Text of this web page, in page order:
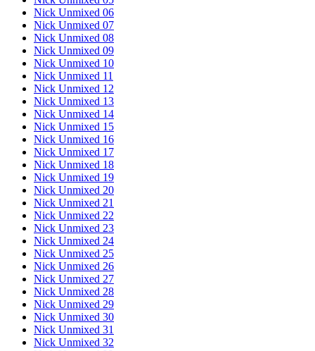
Nick Unmixed 06
Nick Unmixed 07
Nick Unmixed 08
Nick Unmixed 09
Nick Unmixed 10
Nick Unmixed 11
Nick Unmixed 12
Nick Unmixed 13
Nick Unmixed 14
Nick Unmixed 15
Nick Unmixed 16
Nick Unmixed 17
Nick Unmixed 18
Nick Unmixed 19
Nick Unmixed 20
Nick Unmixed 21
Nick Unmixed 22
Nick Unmixed 23
Nick Unmixed 24
Nick Unmixed 25
Nick Unmixed 26
Nick Unmixed 27
Nick Unmixed 28
Nick Unmixed 29
Nick Unmixed 30
Nick Unmixed 31
Nick Unmixed 32